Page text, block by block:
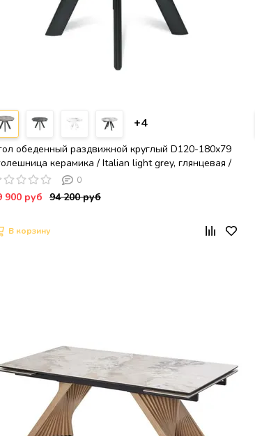
+4
обеденный раздвижной круглый D120-180х79
керамика / Italian light grey, глянцевая /
муар
0
900 руб 94 200 руб
В корзину